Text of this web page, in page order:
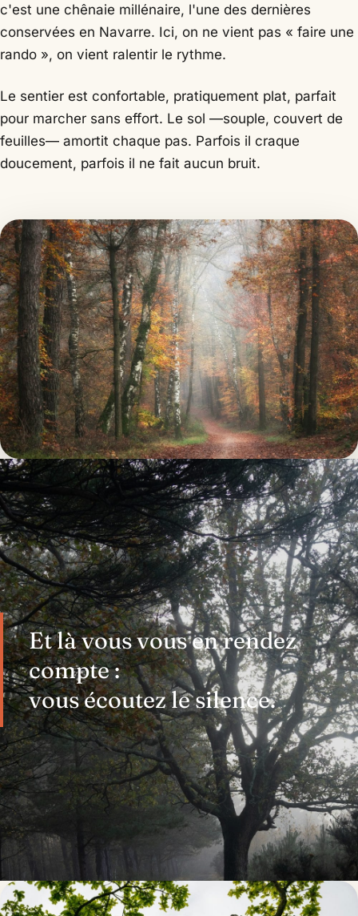
c'est une chênaie millénaire, l'une des dernières
conservées en Navarre. Ici, on ne vient pas « faire une
rando », on vient ralentir le rythme.
Le sentier est confortable, pratiquement plat, parfait
pour marcher sans effort. Le sol —souple, couvert de
feuilles— amortit chaque pas. Parfois il craque
doucement, parfois il ne fait aucun bruit.
Et là vous vous en rendez
compte :
vous écoutez le silence.